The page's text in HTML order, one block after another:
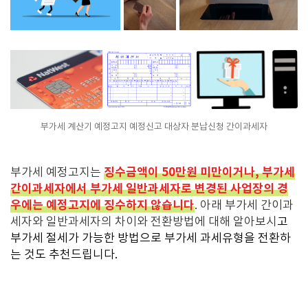
부가세 계산기 예정고지 예정신고 대상자 분납신청 간이과세자
부가세 예정고지는 징수금액이 50만원 미만이거나, 부가세
간이과세자에서 부가세 일반과세자로 변경된 사업장의 경
우에는 예정고지에 징수하지 않습니다. 아래 부가세 간이과
세자와 일반과세자의 차이와 전환방법에 대해 알아보시 고
부가세 절세가 가능한 방법으로 부가세 과세유형을 전환하
는 것도 추천드립니다.